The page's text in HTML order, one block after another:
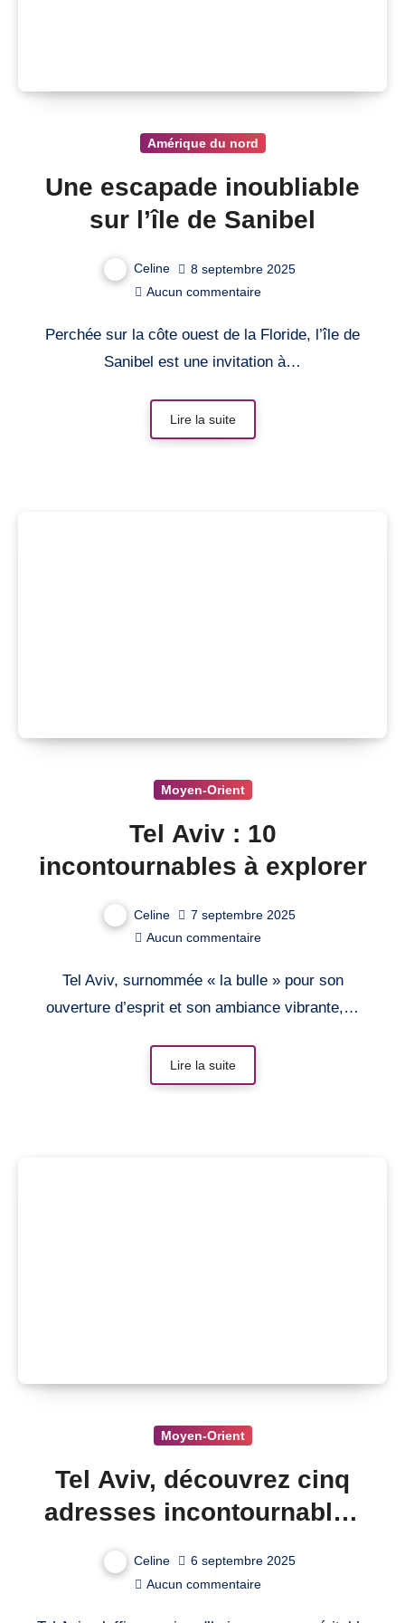
Amérique du nord
Une escapade inoubliable
sur l’île de Sanibel
Celine
8 septembre 2025
Aucun commentaire
Perchée sur la côte ouest de la Floride, l’île de
Sanibel est une invitation à…
Lire la suite
Moyen-Orient
Tel Aviv : 10
incontournables à explorer
Celine
7 septembre 2025
Aucun commentaire
Tel Aviv, surnommée « la bulle » pour son
ouverture d’esprit et son ambiance vibrante,…
Lire la suite
Moyen-Orient
Tel Aviv, découvrez cinq
adresses incontournables
exceptionnelle
Celine
6 septembre 2025
Aucun commentaire